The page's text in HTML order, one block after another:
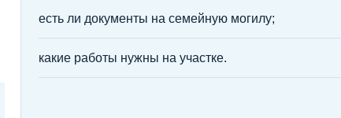
есть ли документы на семейную могилу;
какие работы нужны на участке.